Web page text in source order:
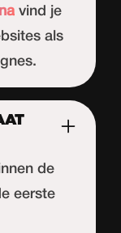
vind je
als
de
eerste